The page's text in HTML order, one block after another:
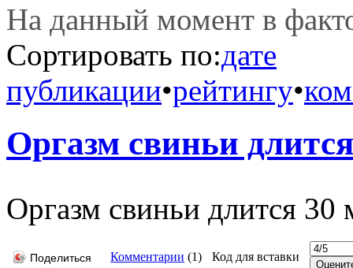
На данный момент в
Сортировать по:дате
публикации•рейтингу•
Оpгазм свиньи
Оpгазм свиньи длится 30
Поделиться Комментарии (1) Код для вставки